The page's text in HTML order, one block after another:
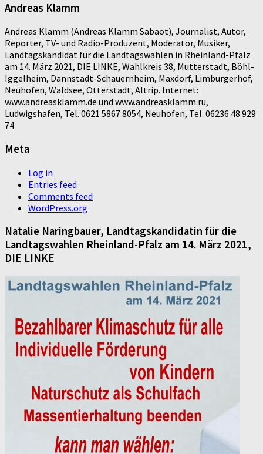
Andreas Klamm
Andreas Klamm (Andreas Klamm Sabaot), Journalist, Autor,
Reporter, TV- und Radio-Produzent, Moderator, Musiker,
Landtagskandidat für die Landtagswahlen in Rheinland-Pfalz
am 14. März 2021, DIE LINKE, Wahlkreis 38, Mutterstadt, Böhl-
Iggelheim, Dannstadt-Schauernheim, Maxdorf, Limburgerhof,
Neuhofen, Waldsee, Otterstadt, Altrip. Internet:
www.andreasklamm.de und www.andreasklamm.ru,
Ludwigshafen, Tel. 0621 5867 8054, Neuhofen, Tel. 06236 48 929
74
Meta
Log in
Entries feed
Comments feed
WordPress.org
Natalie Naringbauer, Landtagskandidatin für die
Landtagswahlen Rheinland-Pfalz am 14. März 2021,
DIE LINKE